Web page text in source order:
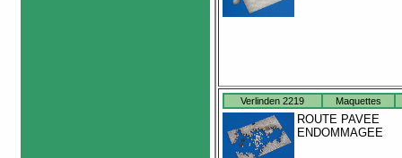
Verlinden 2219 Maquettes
ROUTE PAVEE
ENDOMMAGEE